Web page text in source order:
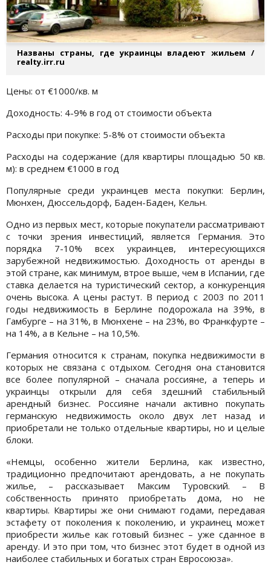
Названы страны, где украинцы владеют жильем /
realty.irr.ru
Цены: от €1000/кв. м
Доходность: 4-9% в год от стоимости объекта
Расходы при покупке: 5-8% от стоимости объекта
Расходы на содержание (для квартиры площадью 50 кв.
м): в среднем €1000 в год
Популярные среди украинцев места покупки: Берлин,
Мюнхен, Дюссельдорф, Баден-Баден, Кельн.
Одно из первых мест, которые покупатели рассматривают
с точки зрения инвестиций, является Германия. Это
порядка 7-10% всех украинцев, интересующихся
зарубежной недвижимостью. Доходность от аренды в
этой стране, как минимум, втрое выше, чем в Испании, где
ставка делается на туристический сектор, а конкуренция
очень высока. А цены растут. В период с 2003 по 2011
годы недвижимость в Берлине подорожала на 39%, в
Гамбурге – на 31%, в Мюнхене – на 23%, во Франкфурте –
на 14%, а в Кельне – на 10,5%.
Германия относится к странам, покупка недвижимости в
которых не связана с отдыхом. Сегодня она становится
все более популярной – сначала россияне, а теперь и
украинцы открыли для себя здешний стабильный
арендный бизнес. Россияне начали активно покупать
германскую недвижимость около двух лет назад и
приобретали не только отдельные квартиры, но и целые
блоки.
«Немцы, особенно жители Берлина, как известно,
традиционно предпочитают арендовать, а не покупать
жилье, – рассказывает Максим Туровский. – В
собственность принято приобретать дома, но не
квартиры. Квартиры же они снимают годами, передавая
эстафету от поколения к поколению, и украинец может
приобрести жилье как готовый бизнес – уже сданное в
аренду. И это при том, что бизнес этот будет в одной из
наиболее стабильных и богатых стран Евросоюза».